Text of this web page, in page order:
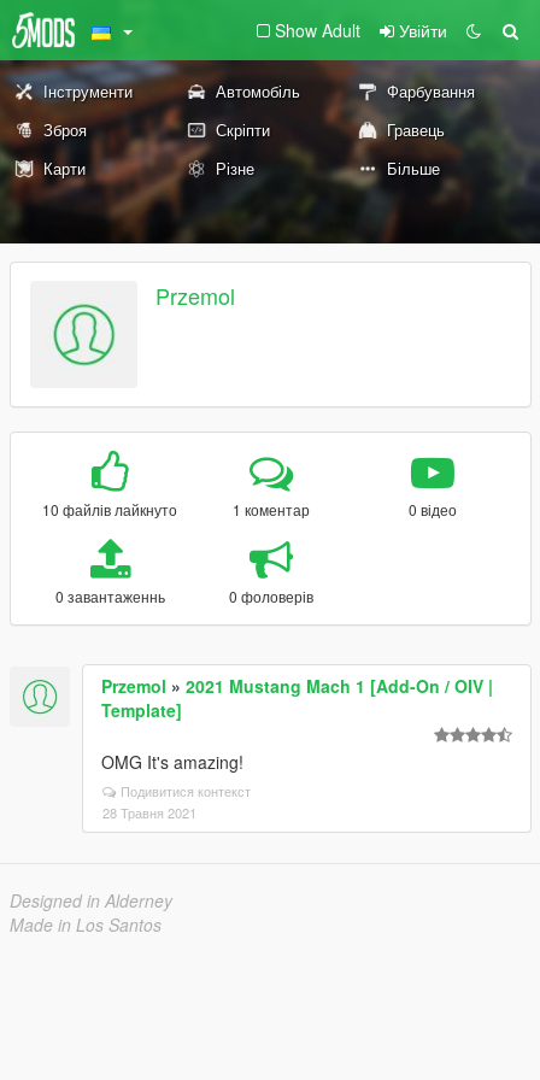
Show Adult Увійти
Інструменти Автомобіль
Фарбування
Зброя
Скріпти
Гравець
Карти
Різне Більше
Przemol
10 файлів лайкнуто 1 коментар 0 відео
0 завантаженнь 0 фоловерів
Przemol » 2021 Mustang Mach 1 [Add-On / OIV |
Template]
OMG It's amazing!
Подивитися контекст
28 Травня 2021
Designed in Alderney
Made in Los Santos